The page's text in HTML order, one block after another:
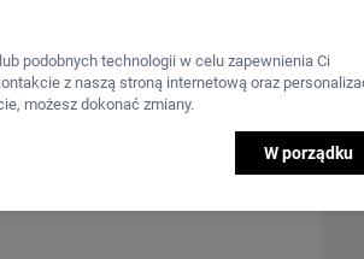
podobnych technologii w celu zapewnienia Ci
z naszą stroną internetową oraz
możesz dokonać zmiany.
W porządku